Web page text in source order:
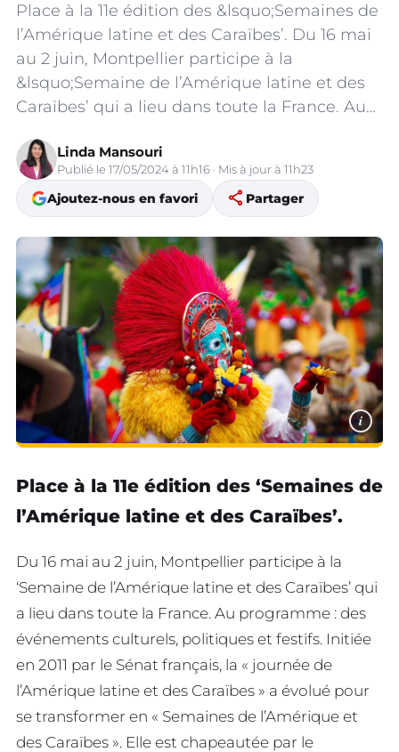
Place à la 11e édition des &lsquo;Semaines de
l’Amérique latine et des Caraïbes’. Du 16 mai
au 2 juin, Montpellier participe à la
&lsquo;Semaine de l’Amérique latine et des
Caraïbes’ qui a lieu dans toute la France. Au…
Linda Mansouri
Publié le 17/05/2024 à 11h16 · Mis à jour à 11h23
Ajoutez-nous en favori share Partager
i
Place à la 11e édition des ‘Semaines de
l’Amérique latine et des Caraïbes’.
Du 16 mai au 2 juin, Montpellier participe à la
‘Semaine de l’Amérique latine et des Caraïbes’ qui
a lieu dans toute la France. Au programme : des
événements culturels, politiques et festifs. Initiée
en 2011 par le Sénat français, la « journée de
l’Amérique latine et des Caraïbes » a évolué pour
se transformer en « Semaines de l’Amérique et
des Caraïbes ». Elle est chapeautée par le